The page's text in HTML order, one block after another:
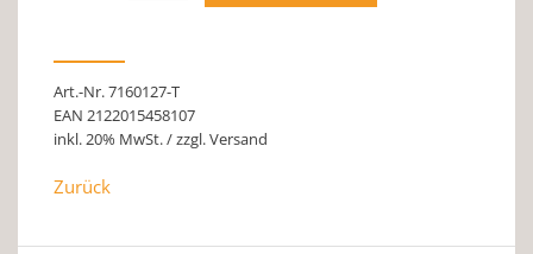
Art.-Nr. 7160127-T
EAN 2122015458107
inkl. 20% MwSt. / zzgl. Versand
Zurück